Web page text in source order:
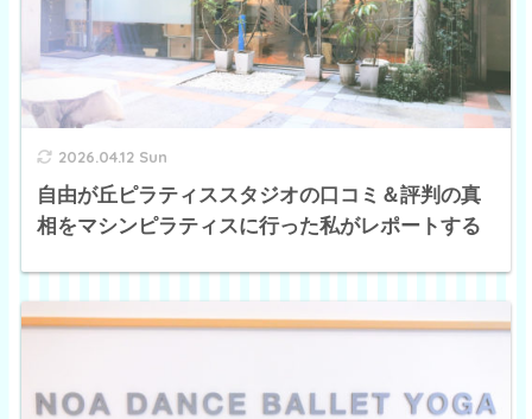
2026.04.12 Sun
自由が丘ピラティススタジオの口コミ＆評判の真
相をマシンピラティスに行った私がレポートする